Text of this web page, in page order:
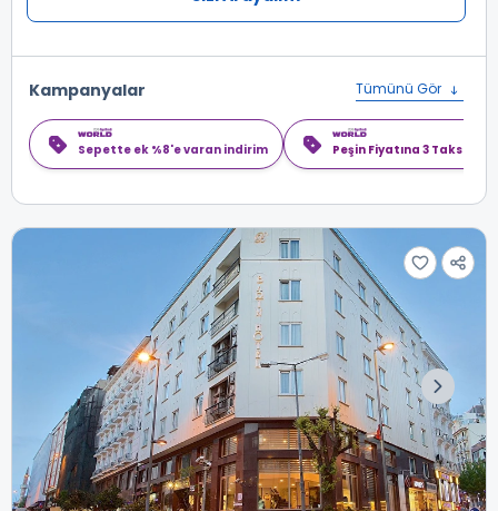
Kampanyalar Tümünü Gör
Sepette ek %8'e varan indirim Peşin Fiyatına 3 Taksit